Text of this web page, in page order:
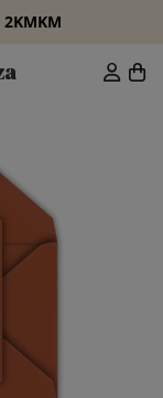
2KMKM